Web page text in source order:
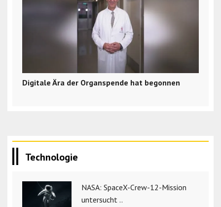
Digitale Ära der Organspende hat begonnen
Technologie
NASA: SpaceX-Crew-12-Mission
untersucht ..